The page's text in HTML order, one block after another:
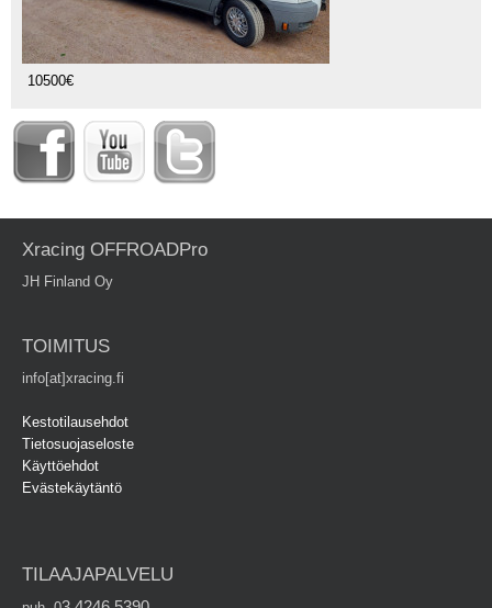
10500€
Xracing OFFROADPro
JH Finland Oy
TOIMITUS
info[at]xracing.fi
Kestotilausehdot
Tietosuojaseloste
Käyttöehdot
Evästekäytäntö
TILAAJAPALVELU